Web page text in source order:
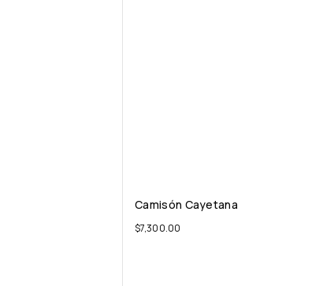
Camisón Cayetana
$7,300.00